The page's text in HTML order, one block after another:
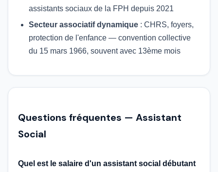
assistants sociaux de la FPH depuis 2021
Secteur associatif dynamique : CHRS, foyers,
protection de l'enfance — convention collective
du 15 mars 1966, souvent avec 13ème mois
Questions fréquentes — Assistant
Social
Quel est le salaire d'un assistant social débutant